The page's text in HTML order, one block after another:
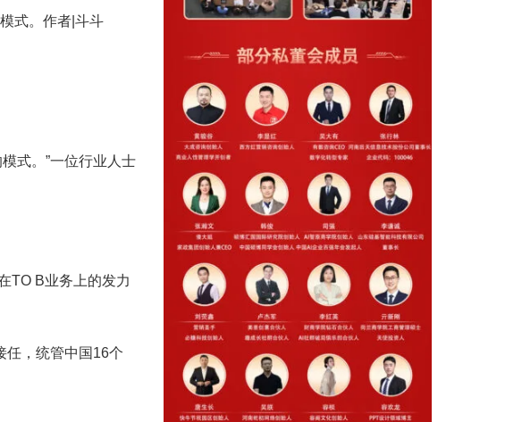
式。作者|斗斗
式。”一位行业人士
TO B业务上的发力
任，统管中国16个